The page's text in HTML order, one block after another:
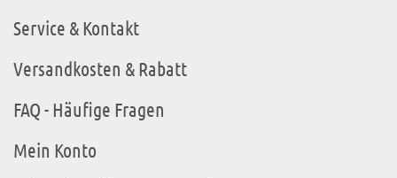
Service & Kontakt
Versandkosten & Rabatt
FAQ - Häufige Fragen
Mein Konto